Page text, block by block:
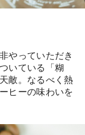
やっていただき
いている「糊
敵。なるべく熱
ヒーの味わいを